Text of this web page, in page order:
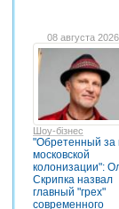
08 августа
Шоу-бізнес
"Обретенный за
московской
колонизации":
Скрипка назвал
главный "грех"
современного